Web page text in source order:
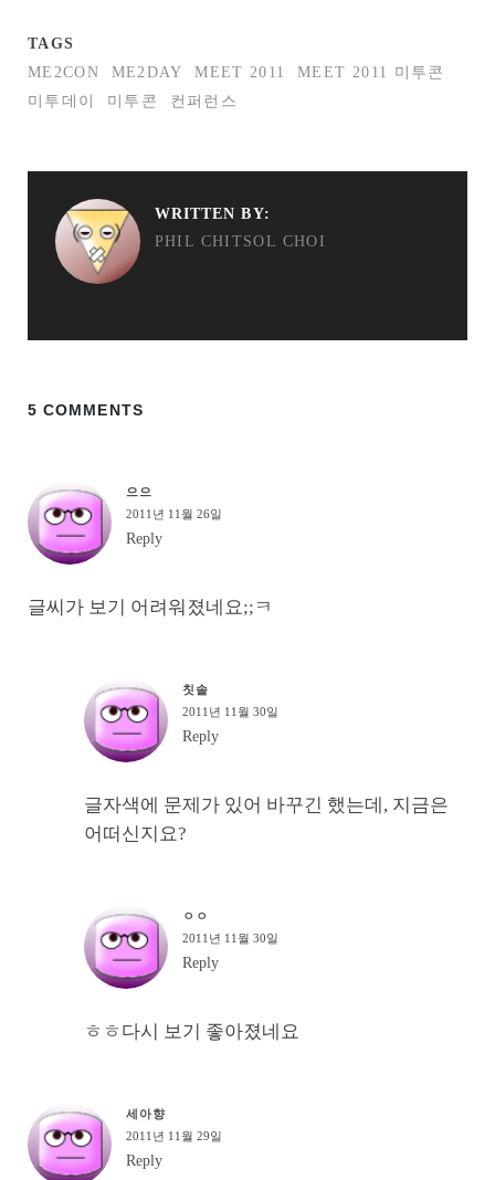
TAGS
ME2CON
ME2DAY MEET 2011
MEET 2011 미투콘
미투데이
미투콘 컨퍼런스
WRITTEN BY:
PHIL CHITSOL CHOI
5 COMMENTS
으으
2011년 11월 26일
Reply
글씨가 보기 어려워졌네요;;ㅋ
칫솔
2011년 11월 30일
Reply
글자색에 문제가 있어 바꾸긴 했는데, 지금은
어떠신지요?
ㅇㅇ
2011년 11월 30일
Reply
ㅎㅎ다시 보기 좋아졌네요
세아향
2011년 11월 29일
Reply